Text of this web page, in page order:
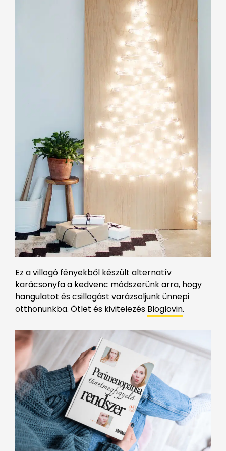
Ez a villogó fényekből készült alternatív
karácsonyfa a kedvenc módszerünk arra, hogy
hangulatot és csillogást varázsoljunk ünnepi
otthonunkba. Ötlet és kivitelezés Bloglovin.